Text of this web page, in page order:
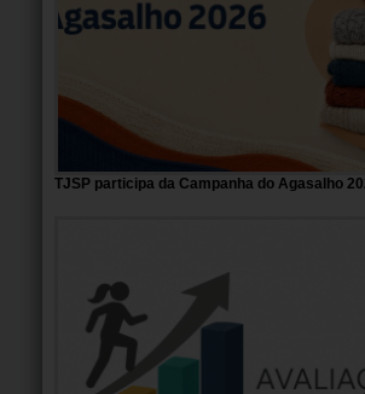
TJSP participa da Campanha do Agasalho